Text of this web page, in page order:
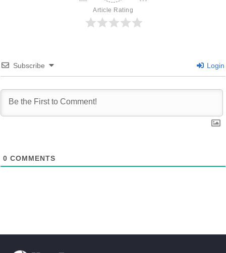
Article Rating
Subscribe Login
0 COMMENTS